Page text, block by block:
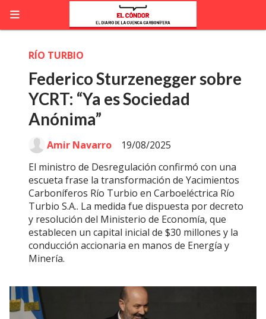
Federico Sturzenegger sobre
YCRT: “Ya es Sociedad
Anónima”
El ministro de Desregulación confirmó con una
escueta frase la transformación de Yacimientos
Carboníferos Río Turbio en Carboeléctrica Río
Turbio S.A.. La medida fue dispuesta por decreto
y resolución del Ministerio de Economía, que
establecen un capital inicial de $30 millones y la
conducción accionaria en manos de Energía y
Minería.
RÍO TURBIO
19/08/2025
Amir Navarro